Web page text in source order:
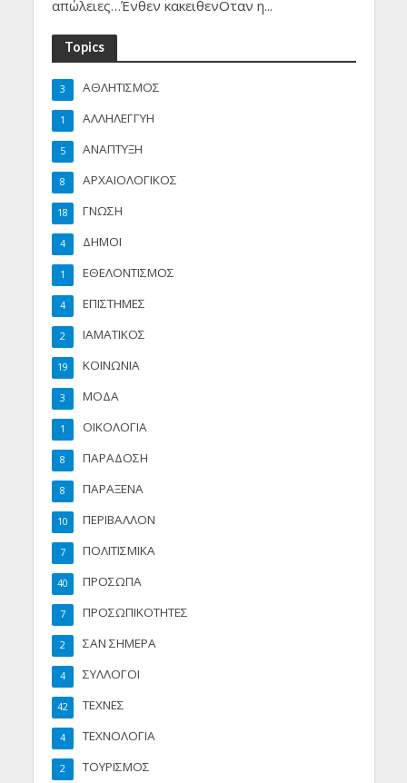
απώλειες…Ένθεν κακειθενΟταν η...
Topics
ΑΘΛΗΤΙΣΜΟΣ
3
ΑΛΛΗΛΕΓΓΥΗ
1
ΑΝΑΠΤΥΞΗ
5
ΑΡΧΑΙΟΛΟΓΙΚΟΣ
8
ΓΝΩΣΗ
18
ΔΗΜΟΙ
4
ΕΘΕΛΟΝΤΙΣΜΟΣ
1
ΕΠΙΣΤΗΜΕΣ
4
ΙΑΜΑΤΙΚΟΣ
2
ΚΟΙΝΩΝΙΑ
19
ΜΟΔΑ
3
ΟΙΚΟΛΟΓΙΑ
1
ΠΑΡΑΔΟΣΗ
8
ΠΑΡΑΞΕΝΑ
8
ΠΕΡΙΒΑΛΛΟΝ
10
ΠΟΛΙΤΙΣΜΙΚΑ
7
ΠΡΟΣΩΠΑ
40
ΠΡΟΣΩΠΙΚΟΤΗΤΕΣ
7
ΣΑΝ ΣΗΜΕΡΑ
2
ΣΥΛΛΟΓΟΙ
4
ΤΕΧΝΕΣ
42
ΤΕΧΝΟΛΟΓΙΑ
4
ΤΟΥΡΙΣΜΟΣ
2